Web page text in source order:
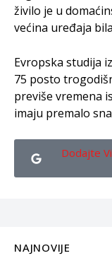
živilo je u
većina uređaja
Evropska studija
75 posto
previše vremena
imaju premalo
Dodajte
NAJNOVIJE